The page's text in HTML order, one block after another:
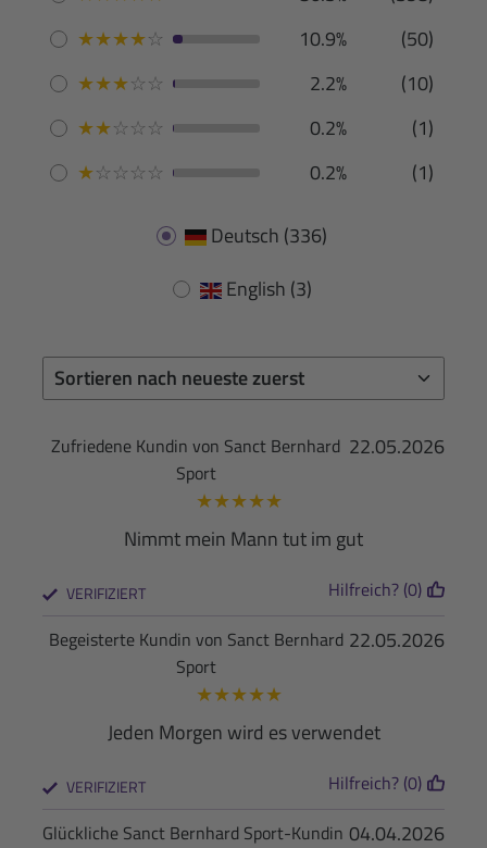
★★★★☆ 10.9%
(50)
★★★☆☆ 2.2%
(10)
★★☆☆☆ 0.2%
(1)
★☆☆☆☆ 0.2% (1)
Deutsch (336)
English (3)
22.05.2026
Zufriedene Kundin von Sanct Bernhard
Sport
★★★★★
Nimmt mein Mann tut im gut
VERIFIZIERT Hilfreich? (0)
22.05.2026
Begeisterte Kundin von Sanct Bernhard
Sport
★★★★★
Jeden Morgen wird es verwendet
VERIFIZIERT Hilfreich? (0)
04.04.2026
Glückliche Sanct Bernhard Sport-Kundin